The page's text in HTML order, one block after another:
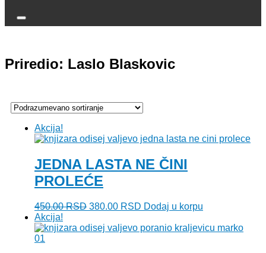
Priredio: Laslo Blaskovic
Akcija!
JEDNA LASTA NE ČINI
PROLEĆE
450.00RSD Originalna
je
380.00 RSD Trenutna
je:
Dodaj u korpu
Akcija!